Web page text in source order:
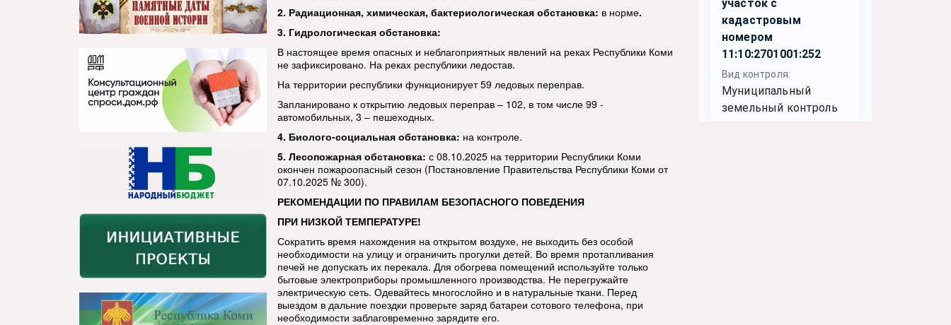
2. Радиационная, химическая, бактериологическая обстановка: в норме.
3. Гидрологическая обстановка:
В настоящее время опасных и неблагоприятных явлений на реках Республики Коми
не зафиксировано. На реках республики ледостав.
На территории республики функционирует 59 ледовых переправ.
Запланировано к открытию ледовых переправ – 102, в том числе 99 -
автомобильных, 3 – пешеходных.
4. Биолого-социальная обстановка: на контроле.
5. Лесопожарная обстановка: с 08.10.2025 на территории Республики Коми
окончен пожароопасный сезон (Постановление Правительства Республики Коми от
07.10.2025 № 300).
РЕКОМЕНДАЦИИ ПО ПРАВИЛАМ БЕЗОПАСНОГО ПОВЕДЕНИЯ
ПРИ НИЗКОЙ ТЕМПЕРАТУРЕ!
Сократить время нахождения на открытом воздухе, не выходить без особой
необходимости на улицу и ограничить прогулки детей. Во время протапливания
печей не допускать их перекала. Для обогрева помещений используйте только
бытовые электроприборы промышленного производства. Не перегружайте
электрическую сеть. Одевайтесь многослойно и в натуральные ткани. Перед
выездом в дальние поездки проверьте заряд батареи сотового телефона, при
необходимости заблаговременно зарядите его.